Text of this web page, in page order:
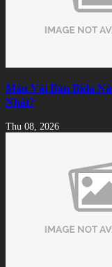
Màu Vải Bàn Bida
Nhất?
Thu 08, 2026